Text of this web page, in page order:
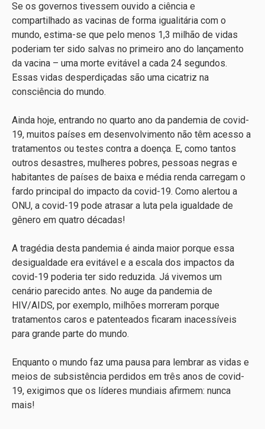
Se os governos tivessem ouvido a ciência e
compartilhado as vacinas de forma igualitária com o
mundo, estima-se que pelo menos 1,3 milhão de vidas
poderiam ter sido salvas no primeiro ano do lançamento
da vacina – uma morte evitável a cada 24 segundos.
Essas vidas desperdiçadas são uma cicatriz na
consciência do mundo.
Ainda hoje, entrando no quarto ano da pandemia de covid-
19, muitos países em desenvolvimento não têm acesso a
tratamentos ou testes contra a doença. E, como tantos
outros desastres, mulheres pobres, pessoas negras e
habitantes de países de baixa e média renda carregam o
fardo principal do impacto da covid-19. Como alertou a
ONU, a covid-19 pode atrasar a luta pela igualdade de
gênero em quatro décadas!
A tragédia desta pandemia é ainda maior porque essa
desigualdade era evitável e a escala dos impactos da
covid-19 poderia ter sido reduzida. Já vivemos um
cenário parecido antes. No auge da pandemia de
HIV/AIDS, por exemplo, milhões morreram porque
tratamentos caros e patenteados ficaram inacessíveis
para grande parte do mundo.
Enquanto o mundo faz uma pausa para lembrar as vidas e
meios de subsistência perdidos em três anos de covid-
19, exigimos que os líderes mundiais afirmem: nunca
mais!